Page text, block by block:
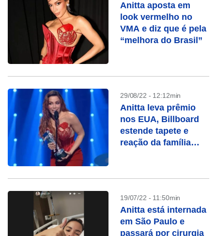
Anitta aposta em
look vermelho no
VMA e diz que é pela
“melhora do Brasil”
29/08/22 - 12:12min
Anitta leva prêmio
nos EUA, Billboard
estende tapete e
reação da família
19/07/22 - 11:50min
Anitta está internada
em São Paulo e
passará por cirurgia